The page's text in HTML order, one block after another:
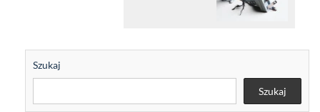
Szukaj
Szukaj